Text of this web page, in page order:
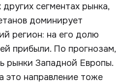
сегментах рынка,
доминирует
регион: на его долю
прибыли. По прогнозам,
рынки Западной Европы.
это направление тоже